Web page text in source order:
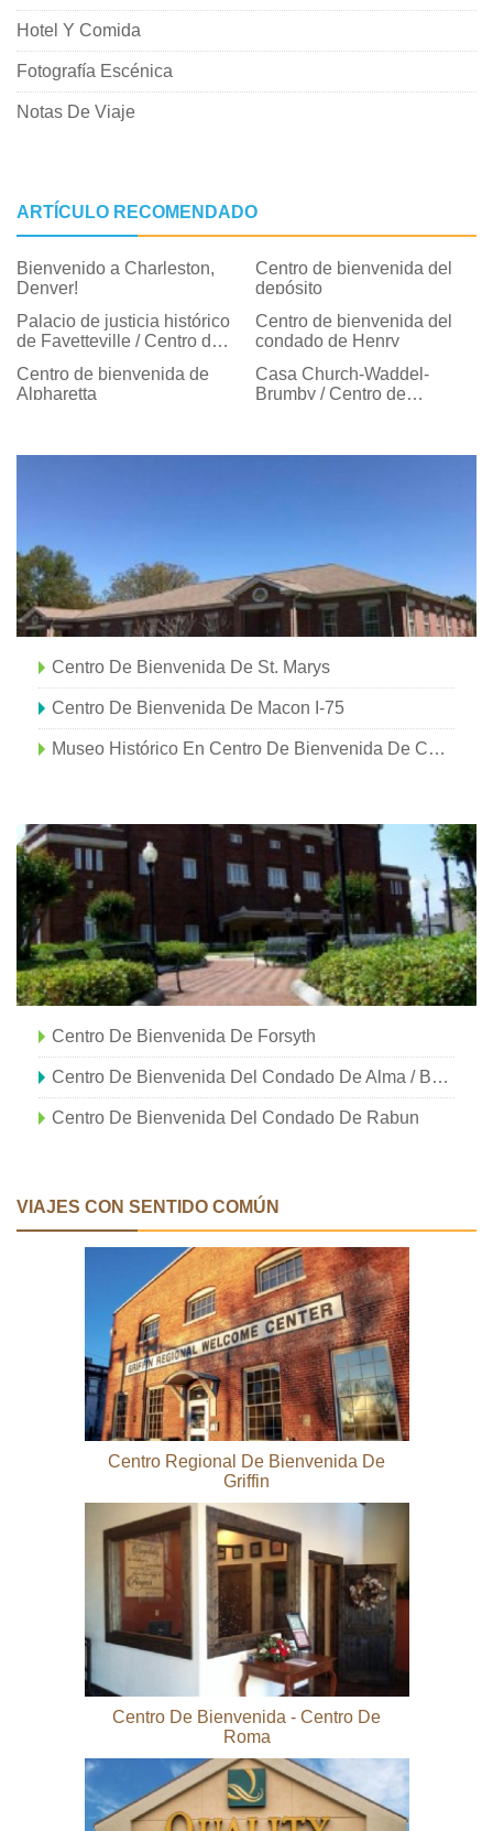
Hotel Y Comida
Fotografía Escénica
Notas De Viaje
ARTÍCULO RECOMENDADO
Bienvenido a Charleston,
Denver!
Centro de bienvenida del
depósito
Palacio de justicia histórico
de Fayetteville / Centro de
Centro de bienvenida del
condado de Henry
Centro de bienvenida de
Alpharetta
Casa Church-Waddel-
Brumby / Centro de
Centro De Bienvenida De St. Marys
Centro De Bienvenida De Macon I-75
Museo Histórico En Centro De Bienvenida De Cedartown
Centro De Bienvenida De Forsyth
Centro De Bienvenida Del Condado De Alma / Bacon
Centro De Bienvenida Del Condado De Rabun
VIAJES CON SENTIDO COMÚN
Centro Regional De Bienvenida De
Griffin
Centro De Bienvenida - Centro De
Roma